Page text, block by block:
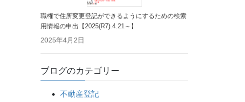
職権で住所変更登記ができるようにするための検索
用情報の申出【2025(R7).4.21～】
2025年4月2日
ブログのカテゴリー
不動産登記